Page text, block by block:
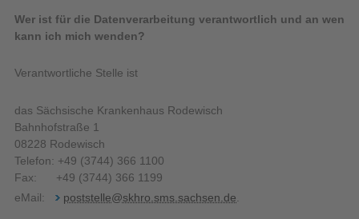
Wer ist für die Datenverarbeitung verantwortlich und an wen
kann ich mich wenden?
Verantwortliche Stelle ist
das Sächsische Krankenhaus Rodewisch
Bahnhofstraße 1
08228 Rodewisch
Telefon: +49 (3744) 366 1100
Fax: +49 (3744) 366 1199
eMail:
poststelle@skhro.sms.sachsen.de.